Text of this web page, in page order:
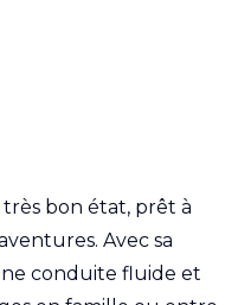
très bon état, prêt à
Avec sa
conduite fluide et